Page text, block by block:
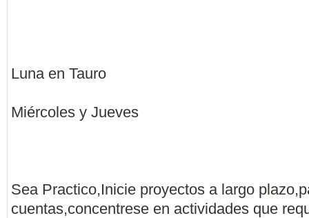
Luna en Tauro
Miércoles y Jueves
Sea Practico,Inicie proyectos a largo
cuentas,concentrese en actividades que